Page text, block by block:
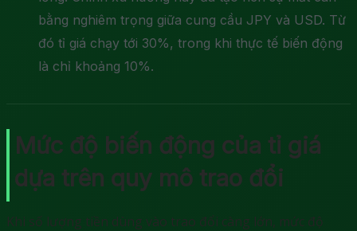
bằng nghiêm trọng giữa cung cầu JPY và USD. Từ
đó tỉ giá chạy tới 30%, trong khi thực tế biến động
là chỉ khoảng 10%.
Mức độ biến động của tỉ giá
dựa trên quy mô trao đổi
Khi số lượng tiền dùng vào trao đổi càng lớn, mức độ